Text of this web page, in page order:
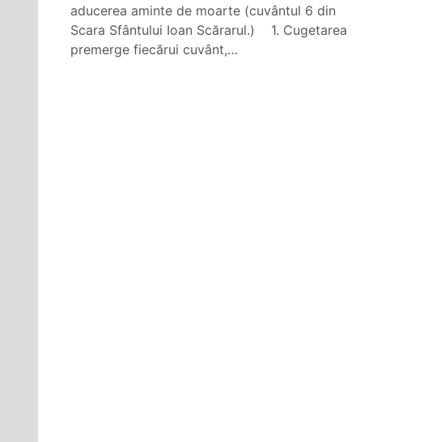
aducerea aminte de moarte (cuvântul 6 din
Scara Sfântului Ioan Scărarul.) 1. Cugetarea
premerge fiecărui cuvânt,…